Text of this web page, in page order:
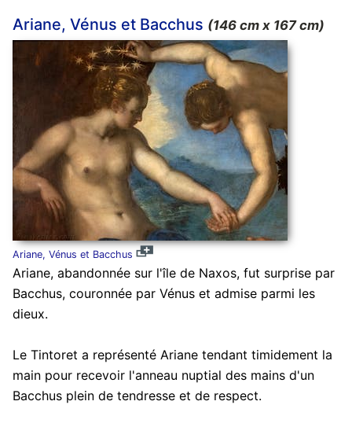
Ariane, Vénus et Bacchus (146 cm x 167 cm)
Ariane, Vénus et Bacchus
Ariane, abandonnée sur l'île de Naxos, fut surprise par
Bacchus, couronnée par Vénus et admise parmi les
dieux.
Le Tintoret a représenté Ariane tendant timidement la
main pour recevoir l'anneau nuptial des mains d'un
Bacchus plein de tendresse et de respect.